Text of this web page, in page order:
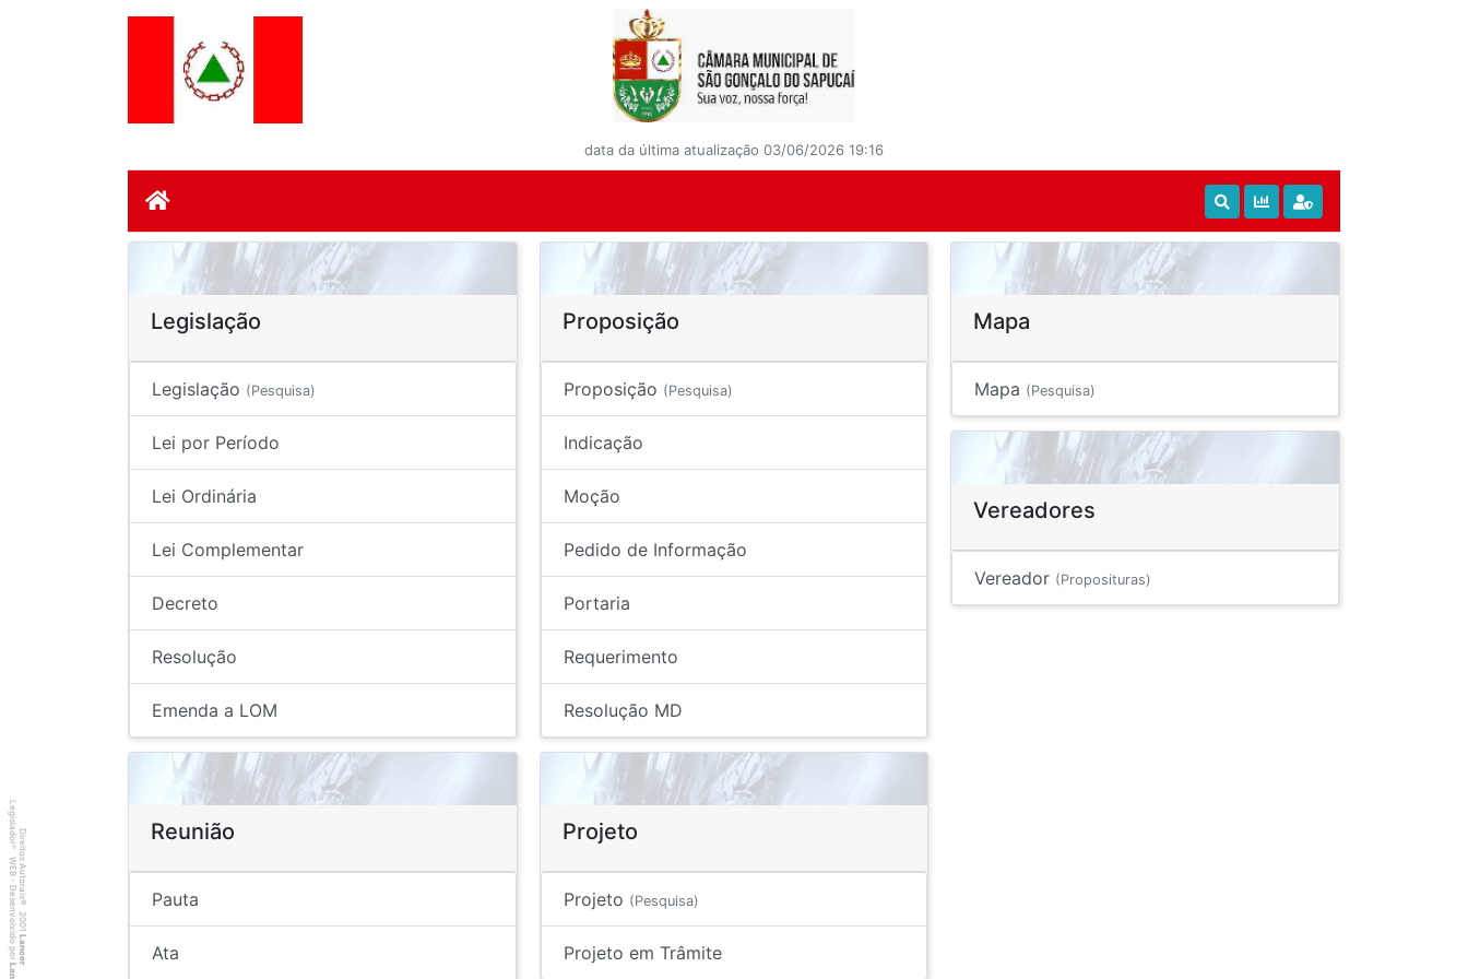
data da última atualização 03/06/2026 19:16
Legislação
Legislação (Pesquisa)
Lei por Período
Lei Ordinária
Lei Complementar
Decreto
Resolução
Emenda a LOM
Reunião
Pauta
Ata
Proposição
Proposição (Pesquisa)
Indicação
Moção
Pedido de Informação
Portaria
Requerimento
Resolução MD
Projeto
Projeto (Pesquisa)
Projeto em Trâmite
Mapa
Mapa (Pesquisa)
Vereadores
Vereador (Proposituras)
Direitos Autorais
©
2001
Lancer
Legislador
®
WEB - Desenvolvido por